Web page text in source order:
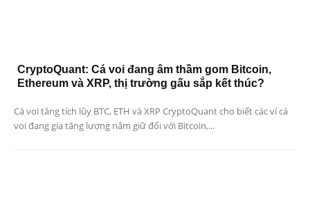
CryptoQuant: Cá voi đang âm thầm gom Bitcoin,
Ethereum và XRP, thị trường gấu sắp kết thúc?
Cá voi tăng tích lũy BTC, ETH và XRP CryptoQuant cho biết các ví cá
voi đang gia tăng lượng nắm giữ đối với Bitcoin,...